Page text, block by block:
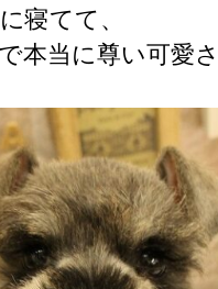
寝てて、
本当に尊い可愛